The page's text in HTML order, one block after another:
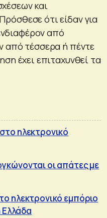
και
ότι είδαν για
από
από τέσσερα ή πέντε
έχει επιταχυνθεί τα
ηλεκτρονικό
οι απάτες με
ηλεκτρονικό εμπόριο
Ελλάδα